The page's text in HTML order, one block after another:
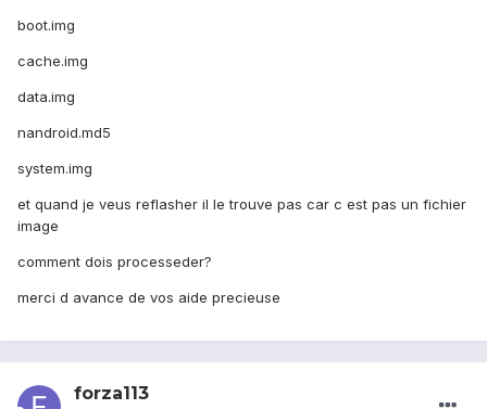
boot.img
cache.img
data.img
nandroid.md5
system.img
et quand je veus reflasher il le trouve pas car c est pas un fichier
image
comment dois processeder?
merci d avance de vos aide precieuse
forza113